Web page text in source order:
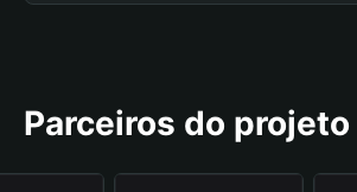
Parceiros do projeto